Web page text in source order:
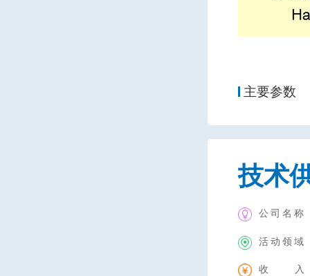
主要参数
技术
公司名称
活动领域
收 入